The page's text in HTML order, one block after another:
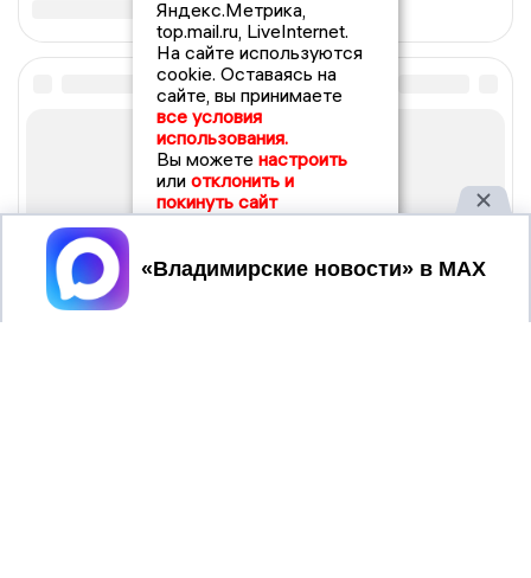
Яндекс.Метрика,
top.mail.ru, LiveInternet.
На сайте используются
cookie. Оставаясь на
сайте, вы принимаете
все условия
использования.
Вы можете настроить
или отклонить и
покинуть сайт
Принять